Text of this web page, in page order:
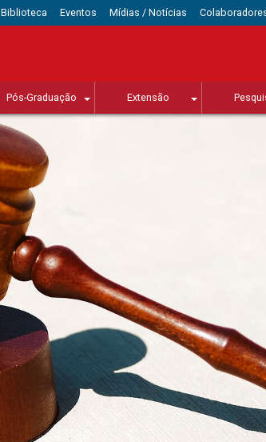
Biblioteca Eventos Mídias / Notícias
Pós-Graduação Extensão